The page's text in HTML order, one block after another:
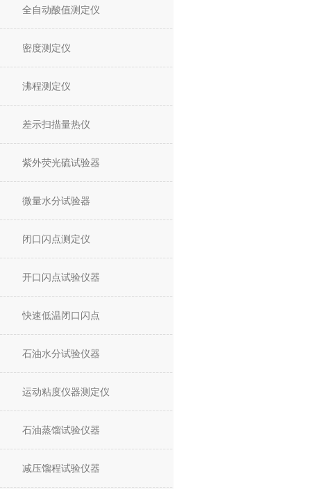
全自动酸值测定仪
密度测定仪
沸程测定仪
差示扫描量热仪
紫外荧光硫试验器
微量水分试验器
闭口闪点测定仪
开口闪点试验仪器
快速低温闭口闪点
石油水分试验仪器
运动粘度仪器测定仪
石油蒸馏试验仪器
减压馏程试验仪器